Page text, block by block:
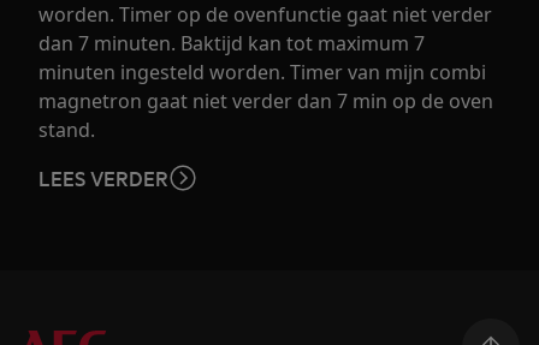
worden. Timer op de ovenfunctie gaat niet verder
dan 7 minuten. Baktijd kan tot maximum 7
minuten ingesteld worden. Timer van mijn combi
magnetron gaat niet verder dan 7 min op de oven
stand.
LEES VERDER